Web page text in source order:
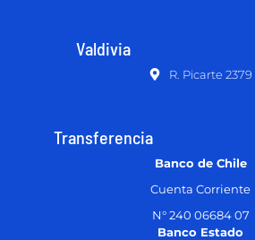
Valdivia
R. Picarte 2379
Transferencia
Banco de Chile
Cuenta Corriente
N° 240 06684 07
Banco Estado